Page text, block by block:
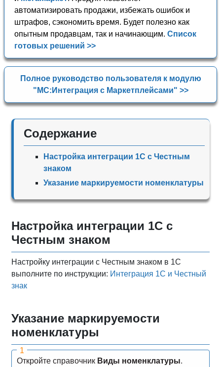
автоматизировать продажи, избежать ошибок и
штрафов, сэкономить время. Будет полезно как
опытным продавцам, так и начинающим. Список
готовых решений >>
Полное руководство пользователя к модулю
"МС:Интеграция с Маркетплейсами" >>
Содержание
Настройка интеграции 1С с Честным
знаком
Указание маркируемости номенклатуры
Настройка интеграции 1С с
Честным знаком
Настройку интеграции с Честным знаком в 1С
выполните по инструкции: Интеграция 1С и Честный
знак
Указание маркируемости
номенклатуры
Откройте справочник Виды номенклатуры.